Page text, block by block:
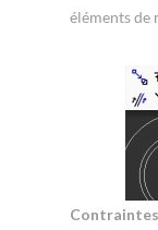
éléments de